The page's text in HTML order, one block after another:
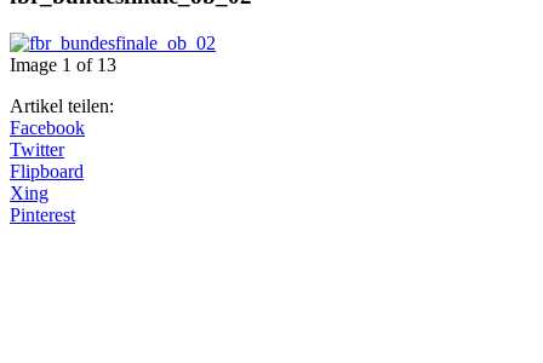
Image 1 of 13
Artikel teilen:
Facebook
Twitter
Flipboard
Xing
Pinterest